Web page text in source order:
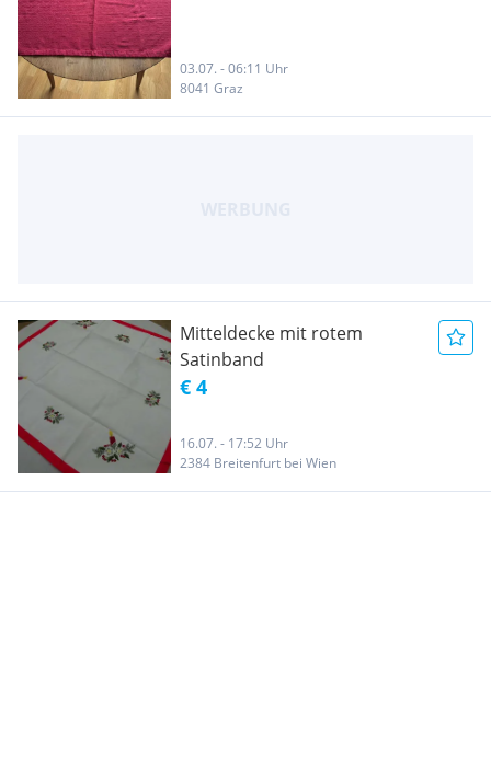
03.07. - 06:11 Uhr
8041 Graz
Mitteldecke mit rotem
Satinband
€ 4
16.07. - 17:52 Uhr
2384 Breitenfurt bei Wien